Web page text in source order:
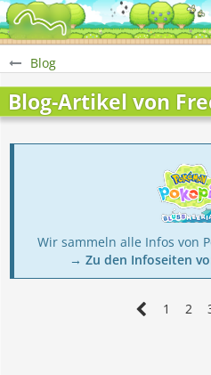
Blog
Blog-Artikel von
Wir sammeln alle Infos von
→ Zu den Infoseiten
1 2